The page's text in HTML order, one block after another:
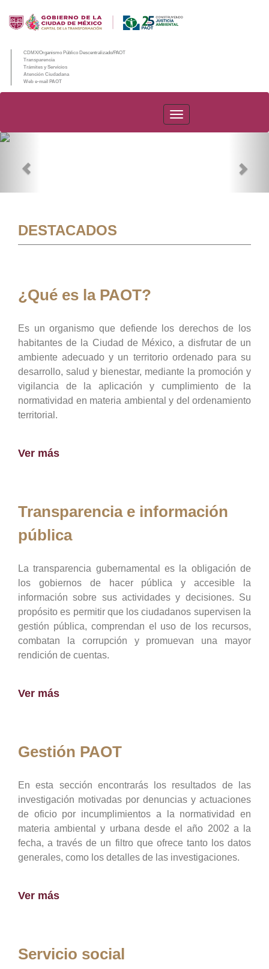
CDMX/Organismo Público Descentralizado/PAOT
Transparencia
Trámites y Servicios
Atención Ciudadana
Web e-mail PAOT
PAOT
DESTACADOS
¿Qué es la PAOT?
Es un organismo que defiende los derechos de los
habitantes de la Ciudad de México, a disfrutar de un
ambiente adecuado y un territorio ordenado para su
desarrollo, salud y bienestar, mediante la promoción y
vigilancia de la aplicación y cumplimiento de la
normatividad en materia ambiental y del ordenamiento
territorial.
Ver más
Transparencia e información
pública
La transparencia gubernamental es la obligación de
los gobiernos de hacer pública y accesible la
información sobre sus actividades y decisiones. Su
propósito es permitir que los ciudadanos supervisen la
gestión pública, comprendan el uso de los recursos,
combatan la corrupción y promuevan una mayor
rendición de cuentas.
Ver más
Gestión PAOT
En esta sección encontrarás los resultados de las
investigación motivadas por denuncias y actuaciones
de oficio por incumplimientos a la normatividad en
materia ambiental y urbana desde el año 2002 a la
fecha, a través de un filtro que ofrece tanto los datos
generales, como los detalles de las investigaciones.
Ver más
Servicio social